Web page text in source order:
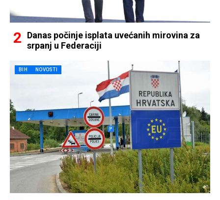
Danas počinje isplata uvećanih mirovina za
srpanj u Federaciji
BIH NOVOSTI